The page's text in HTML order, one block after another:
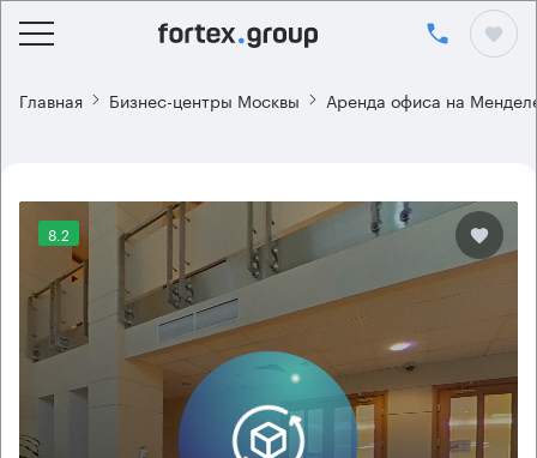
Главная Бизнес-центры Москвы Аренда офиса на
8.2